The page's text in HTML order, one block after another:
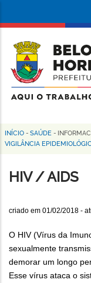
conteúdo
principal
da
Prefeitura
de
Horizonte
Trilha
navegação
INÍCIO - SAÚDE -
VIGILÂNCIA
HIV / AIDS
criado em 01/02/2018 -
O HIV (Vírus da
sexualmente
demorar um longo
Esse vírus ataca o